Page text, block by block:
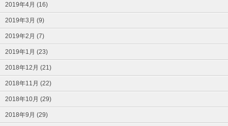
2019年4月 (16)
2019年3月 (9)
2019年2月 (7)
2019年1月 (23)
2018年12月 (21)
2018年11月 (22)
2018年10月 (29)
2018年9月 (29)